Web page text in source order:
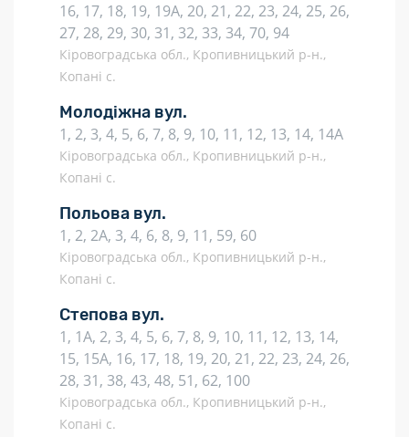
16, 17, 18, 19, 19А, 20, 21, 22, 23, 24, 25, 26,
27, 28, 29, 30, 31, 32, 33, 34, 70, 94
Кіровоградська обл., Кропивницький р-н.,
Копані с.
Молодіжна вул.
1, 2, 3, 4, 5, 6, 7, 8, 9, 10, 11, 12, 13, 14, 14А
Кіровоградська обл., Кропивницький р-н.,
Копані с.
Польова вул.
1, 2, 2А, 3, 4, 6, 8, 9, 11, 59, 60
Кіровоградська обл., Кропивницький р-н.,
Копані с.
Степова вул.
1, 1А, 2, 3, 4, 5, 6, 7, 8, 9, 10, 11, 12, 13, 14,
15, 15А, 16, 17, 18, 19, 20, 21, 22, 23, 24, 26,
28, 31, 38, 43, 48, 51, 62, 100
Кіровоградська обл., Кропивницький р-н.,
Копані с.